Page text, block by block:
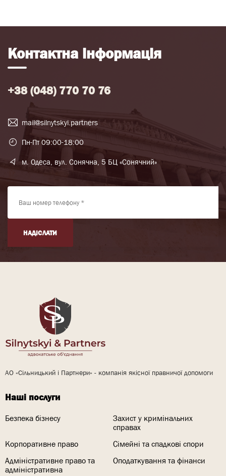
Контактна інформація
+38 (048) 770 70 76
mail@silnytskyi.partners
Пн-Пт 09:00-18:00
м. Одеса, вул. Сонячна, 5 БЦ «Сонячний»
НАДІСЛАТИ
АО «Сільницький і Партнери» - компанія якісної правничої допомоги
Наші послуги
Безпека бізнесу
Захист у кримінальних
справах
Корпоративне право
Сімейні та спадкові спори
Адміністративне право та
адміністративна
Оподаткування та фінанси